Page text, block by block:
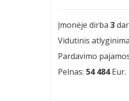
Įmonėje dirba 3
Vidutinis
Pardavimo
Pelnas: 54 484Eur.